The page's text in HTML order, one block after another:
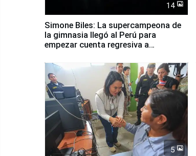
14
Simone Biles: La supercampeona de
la gimnasia llegó al Perú para
empezar cuenta regresiva a
5